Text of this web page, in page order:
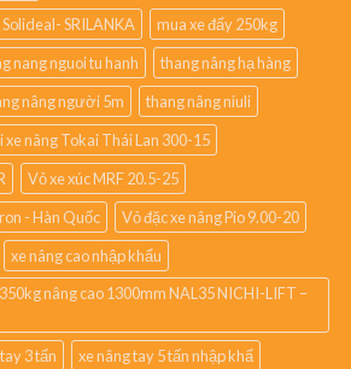
SRILANKA
mua xe đẩy 250kg
nang nguoi tu hanh
thang nâng hạ hàng
nâng người 5m
thang nâng niuli
xe nâng Tokai Thái Lan 300-15
Vỏ xe xúc MRF 20.5-25
- Hàn Quốc
Vỏ đặc xe nâng Pio 9.00-20
xe nâng cao nhập khẩu
nâng cao 1300mm NAL35 NICHI-LIFT –
3 tấn
xe nâng tay 5 tấn nhập khẩ